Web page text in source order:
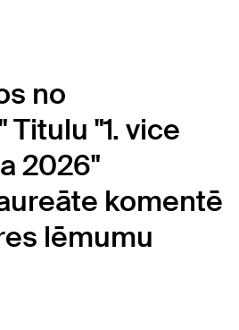
no
"1. vice
2026"
komentē
lēmumu